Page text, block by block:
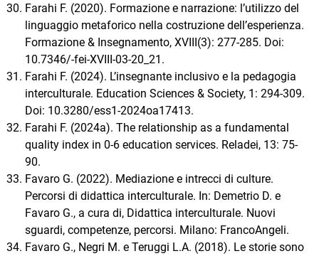
Farahi F. (2020). Formazione e narrazione: l’utilizzo del
linguaggio metaforico nella costruzione dell’esperienza.
Formazione & Insegnamento, XVIII(3): 277-285. Doi:
10.7346/-fei-XVIII-03-20_21.
Farahi F. (2024). L’insegnante inclusivo e la pedagogia
interculturale. Education Sciences & Society, 1: 294-309.
Doi: 10.3280/ess1-2024oa17413.
Farahi F. (2024a). The relationship as a fundamental
quality index in 0-6 education services. Reladei, 13: 75-
90.
Favaro G. (2022). Mediazione e intrecci di culture.
Percorsi di didattica interculturale. In: Demetrio D. e
Favaro G., a cura di, Didattica interculturale. Nuovi
sguardi, competenze, percorsi. Milano: FrancoAngeli.
Favaro G., Negri M. e Teruggi L.A. (2018). Le storie sono